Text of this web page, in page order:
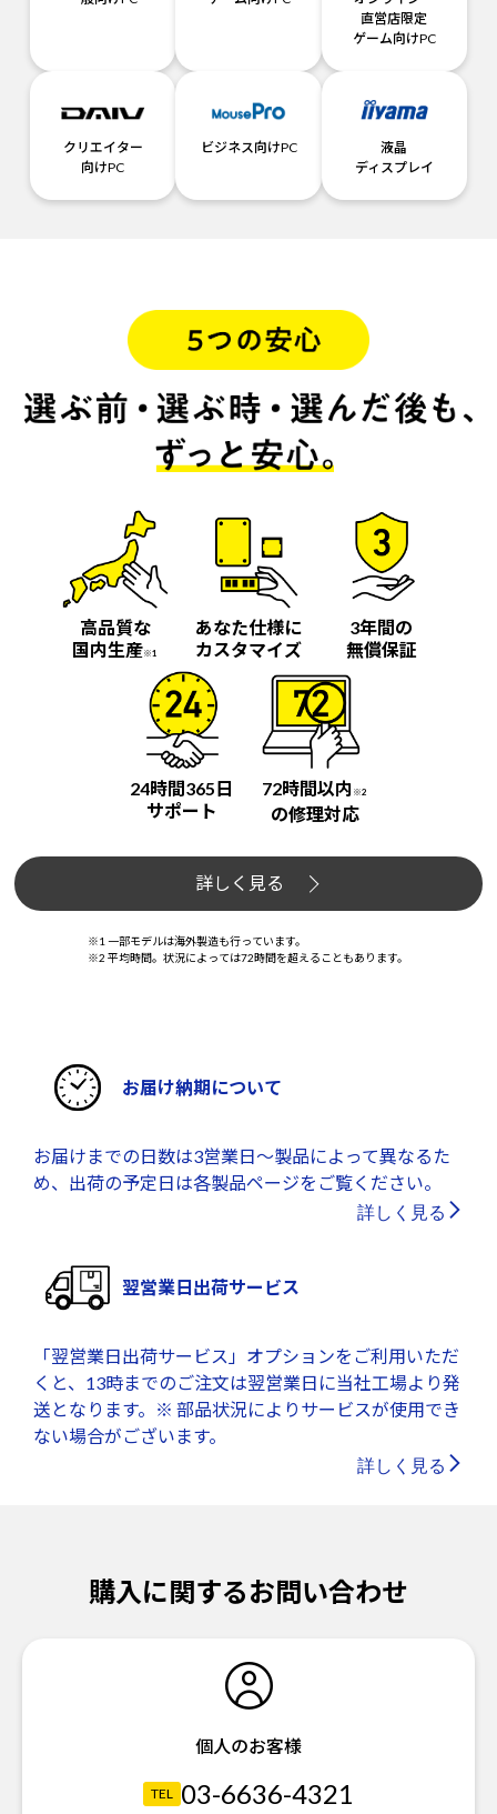
直営店限定
ゲーム向けPC
クリエイター
向けPC
ビジネス向けPC
液晶
ディスプレイ
高品質な
国内生産※1
あなた仕様に
カスタマイズ
3年間の
無償保証
24時間365日
サポート
72時間以内 ※2
の修理対応
詳しく見る
※1 一部モデルは海外製造も行っています。
※2 平均時間。状況によっては72時間を超えることもあります。
お届け納期について
お届けまでの日数は3営業日～製品によって異なるた
め、出荷の予定日は各製品ページをご覧ください。
詳しく見る
翌営業日出荷サービス
「翌営業日出荷サービス」オプションをご利用いただ
くと、13時までのご注文は翌営業日に当社工場より発
送となります。※ 部品状況によりサービスが使用でき
ない場合がございます。
詳しく見る
購入に関するお問い合わせ
個人のお客様
TEL 03-6636-4321